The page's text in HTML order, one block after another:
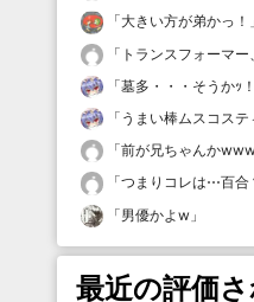
「大きい方が弟かっ！
「 トランスフォーマー
「墓多・・・そうかｯ
「 うまい棒ムスコステ
「前が兄ちゃんか
「つまりコレは⋯百合
「男優かよw 」
最近の評価